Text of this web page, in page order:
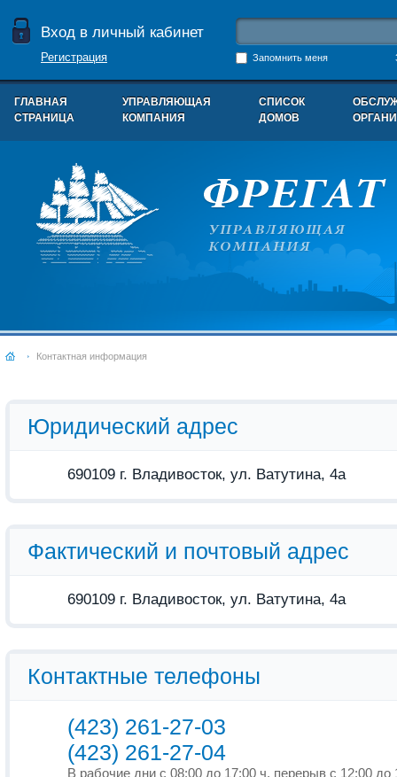
Вход в личный кабинет
Регистрация Запомнить меня
ГЛАВНАЯ
СТРАНИЦА
УПРАВЛЯЮЩАЯ
КОМПАНИЯ
СПИСОК
ДОМОВ
Контактная информация
Юридический адрес
690109 г. Владивосток, ул. Ватутина, 4а
Фактический и почтовый адрес
690109 г. Владивосток, ул. Ватутина, 4а
Контактные телефоны
(423) 261-27-03
(423) 261-27-04
В рабочие дни с 08:00 до 17:00 ч. перерыв с 12:00 до